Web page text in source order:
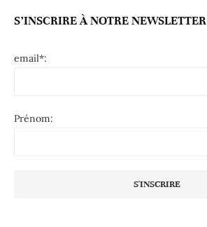
S’INSCRIRE À NOTRE NEWSLETTER
email*:
Prénom: